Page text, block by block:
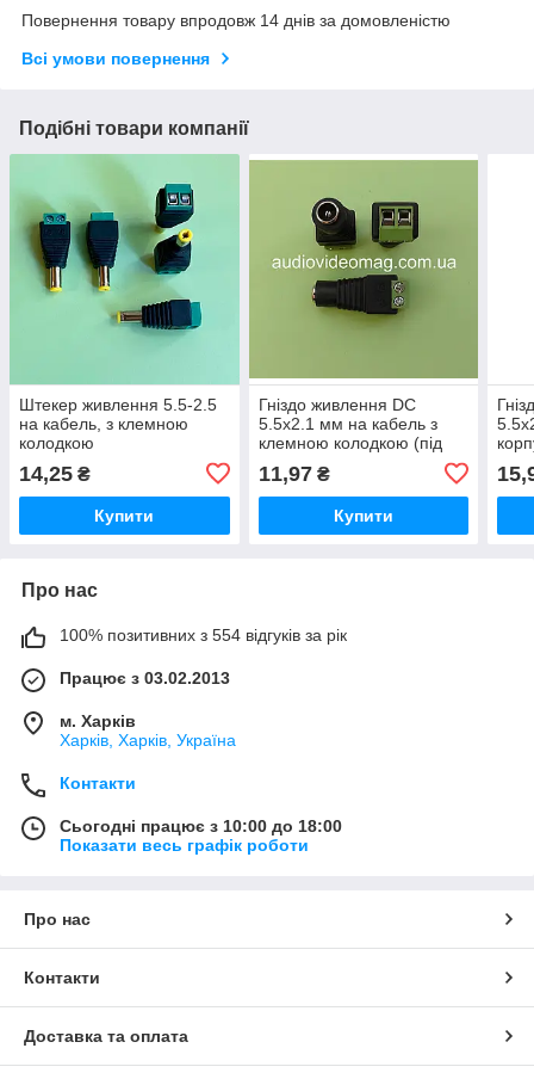
Повернення товару впродовж 14 днів за домовленістю
Всі умови повернення
Подібні товари компанії
Штекер живлення 5.5-2.5
на кабель, з клемною
колодкою
14,25 ₴
Купити
Гніздо живлення DC
5.5х2.1 мм на кабель з
клемною колодкою (під
11,97₴
Купити
Про нас
100% позитивних з 554 відгуків за рік
Працює з 03.02.2013
м. Харків
Харків, Харків, Україна
Контакти
Сьогодні працює з 10:00 до 18:00
Показати весь графік роботи
Про нас
Контакти
Доставка та оплата